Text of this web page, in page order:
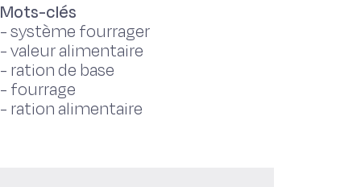
Mots-clés
-système fourrager
-valeur alimentaire
- ration de base
- fourrage
- ration alimentaire